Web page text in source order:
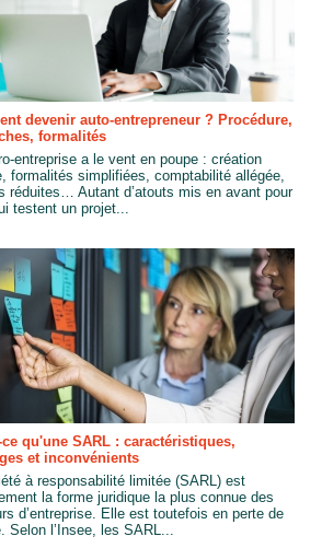
devenir auto-entrepreneur ? Procédure,
formalités
entreprise a le vent en poupe : création
formalités simplifiées, comptabilité allégée,
réduites… Autant d’atouts mis en avant pour
testent un projet...
qu'une SARL : caractéristiques,
et inconvénients
à responsabilité limitée (SARL) est
la forme juridique la plus connue des
d’entreprise. Elle est toutefois en perte de
Selon l’Insee, les SARL...